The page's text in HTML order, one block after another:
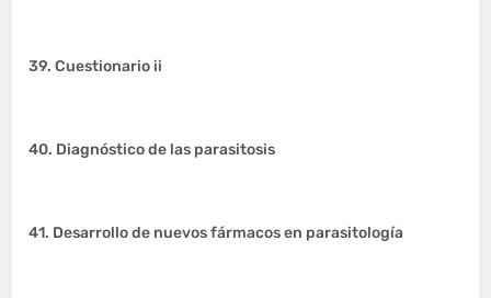
39. Cuestionario ii
40. Diagnóstico de las parasitosis
41. Desarrollo de nuevos fármacos en parasitología